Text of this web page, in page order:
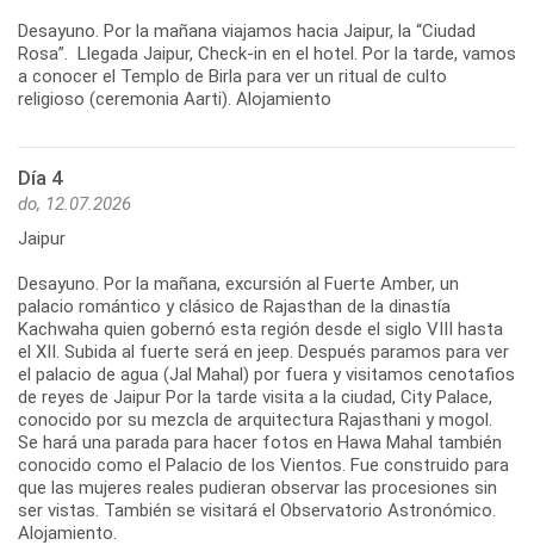
Desayuno. Por la mañana viajamos hacia Jaipur, la “Ciudad
Rosa”. Llegada Jaipur, Check-in en el hotel. Por la tarde, vamos
a conocer el Templo de Birla para ver un ritual de culto
religioso (ceremonia Aarti). Alojamiento
Día 4
do, 12.07.2026
Jaipur
Desayuno. Por la mañana, excursión al Fuerte Amber, un
palacio romántico y clásico de Rajasthan de la dinastía
Kachwaha quien gobernó esta región desde el siglo VIII hasta
el XII. Subida al fuerte será en jeep. Después paramos para ver
el palacio de agua (Jal Mahal) por fuera y visitamos cenotafios
de reyes de Jaipur Por la tarde visita a la ciudad, City Palace,
conocido por su mezcla de arquitectura Rajasthani y mogol.
Se hará una parada para hacer fotos en Hawa Mahal también
conocido como el Palacio de los Vientos. Fue construido para
que las mujeres reales pudieran observar las procesiones sin
ser vistas. También se visitará el Observatorio Astronómico.
Alojamiento.